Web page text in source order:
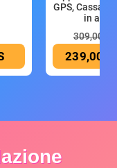
GPS, Cassa
in all
309,00 €
239,00 €